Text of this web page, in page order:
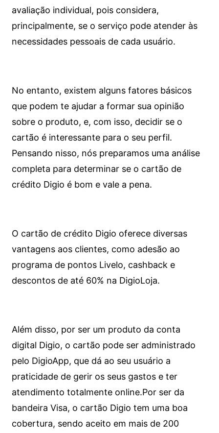
avaliação individual, pois considera,
principalmente, se o serviço pode atender às
necessidades pessoais de cada usuário.
No entanto, existem alguns fatores básicos
que podem te ajudar a formar sua opinião
sobre o produto, e, com isso, decidir se o
cartão é interessante para o seu perfil.
Pensando nisso, nós preparamos uma análise
completa para determinar se o cartão de
crédito Digio é bom e vale a pena.
O cartão de crédito Digio oferece diversas
vantagens aos clientes, como adesão ao
programa de pontos Livelo, cashback e
descontos de até 60% na DigioLoja.
Além disso, por ser um produto da conta
digital Digio, o cartão pode ser administrado
pelo DigioApp, que dá ao seu usuário a
praticidade de gerir os seus gastos e ter
atendimento totalmente online.Por ser da
bandeira Visa, o cartão Digio tem uma boa
cobertura, sendo aceito em mais de 200